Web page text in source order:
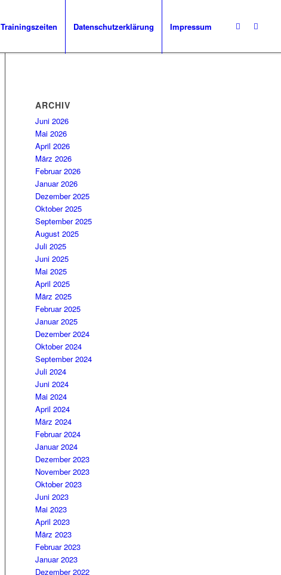
Trainingszeiten Datenschutzerklärung Impressum
ARCHIV
Juni 2026
Mai 2026
April 2026
März 2026
Februar 2026
Januar 2026
Dezember 2025
Oktober 2025
September 2025
August 2025
Juli 2025
Juni 2025
Mai 2025
April 2025
März 2025
Februar 2025
Januar 2025
Dezember 2024
Oktober 2024
September 2024
Juli 2024
Juni 2024
Mai 2024
April 2024
März 2024
Februar 2024
Januar 2024
Dezember 2023
November 2023
Oktober 2023
Juni 2023
Mai 2023
April 2023
März 2023
Februar 2023
Januar 2023
Dezember 2022